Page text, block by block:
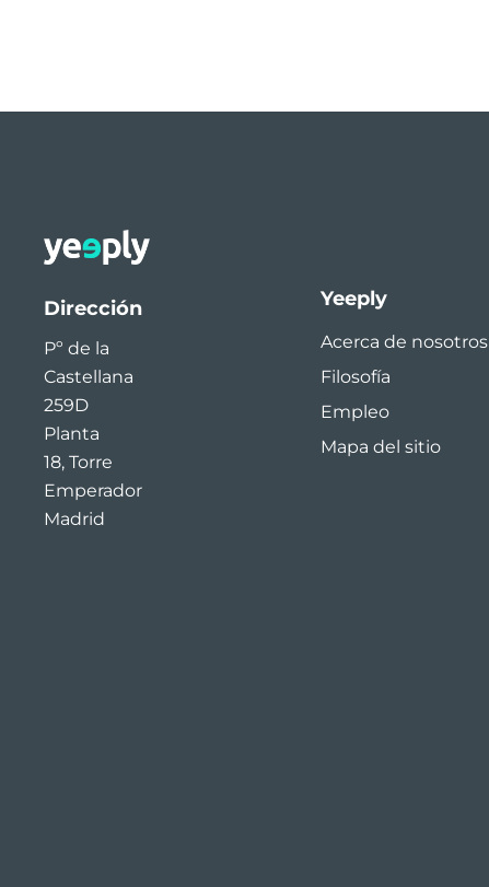
Dirección
Pº de la
Castellana
259D
Planta
18, Torre
Emperador
Madrid
Yeeply
Acerca de nosotros
Filosofía
Empleo
Mapa del sitio